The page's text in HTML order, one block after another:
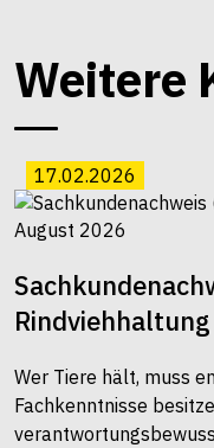
Weitere
17.02.2026
Wer Tiere hält, muss
Fachkenntnisse